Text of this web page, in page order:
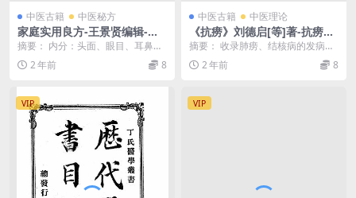
中医古籍 中医秘方
家庭实用良方-王景贤编辑-中
国医学研究社
摘要： 内分：头面、眼目、耳鼻、
中风、儿科、杂治、忽救中毒等53
门。简介一般疾病...
2 年前 8
中医古籍 中医理论
《抗痨》刘德启[等]著-抗痨出
版部-民国30[1941]-肺痨治疗
下载
摘要： 收录肺痨、结核病的发病原
理及治疗方法。抗痨pdf下载 截
图： 服务说明：...
2 年前 8
VIP VIP